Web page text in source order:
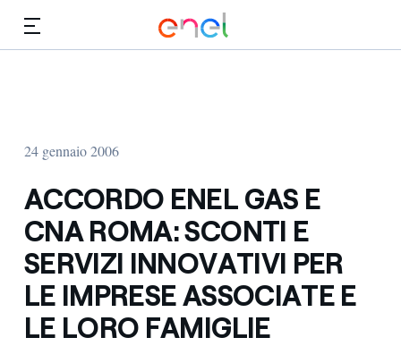
24 gennaio 2006
ACCORDO ENEL GAS E
CNA ROMA: SCONTI E
SERVIZI INNOVATIVI PER
LE IMPRESE ASSOCIATE E
LE LORO FAMIGLIE